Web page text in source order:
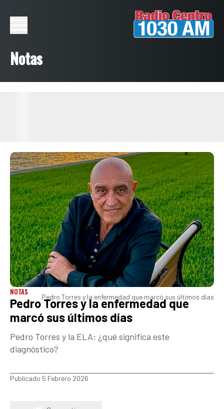
Notas
Pedro Torres y la enfermedad que marcó sus últimos días
NOTAS
Pedro Torres y la enfermedad que
marcó sus últimos días
Pedro Torres y la ELA: ¿qué significa este
diagnóstico?
Publicado 5 Febrero 2026